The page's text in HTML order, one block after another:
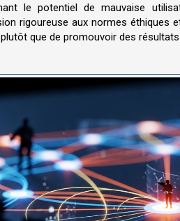
le potentiel de mauvaise
rigoureuse aux normes éthiques
que de promouvoir des